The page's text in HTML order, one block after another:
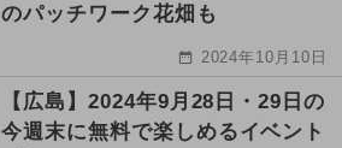
のパッチワーク花畑も
2024年10月10日
【広島】2024年9月28日・29日の
今週末に無料で楽しめるイベント